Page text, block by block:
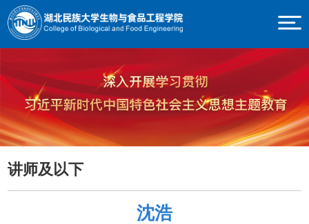
讲师及以下
沈浩